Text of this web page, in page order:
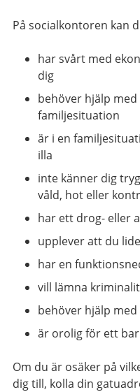
På socialkontoren kan
har svårt med
dig
behöver hjälp
familjesituation
är i en
illa
inte känner dig
våld, hot eller
har ett drog- eller
upplever att du
har en
vill lämna
behöver hjälp
är orolig för ett
Om du är osäker på
dig till, kolla din